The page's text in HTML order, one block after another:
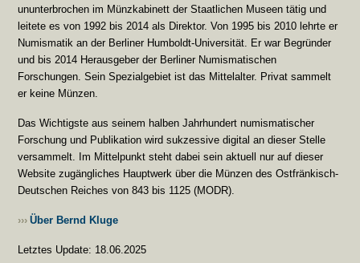
ununterbrochen im Münzkabinett der Staatlichen Museen tätig und
leitete es von 1992 bis 2014 als Direktor. Von 1995 bis 2010 lehrte er
Numismatik an der Berliner Humboldt-Universität. Er war Begründer
und bis 2014 Herausgeber der Berliner Numismatischen
Forschungen. Sein Spezialgebiet ist das Mittelalter. Privat sammelt
er keine Münzen.
Das Wichtigste aus seinem halben Jahrhundert numismatischer
Forschung und Publikation wird sukzessive digital an dieser Stelle
versammelt. Im Mittelpunkt steht dabei sein aktuell nur auf dieser
Website zugängliches Hauptwerk über die Münzen des Ostfränkisch-
Deutschen Reiches von 843 bis 1125 (MODR).
››› Über Bernd Kluge
Letztes Update: 18.06.2025